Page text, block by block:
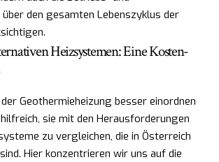
den gesamten Lebenszyklus der
Heizsystemen: Eine Kosten-
Geothermieheizung besser einordnen
sie mit den Herausforderungen
zu vergleichen, die in Österreich
Hier konzentrieren wir uns auf die